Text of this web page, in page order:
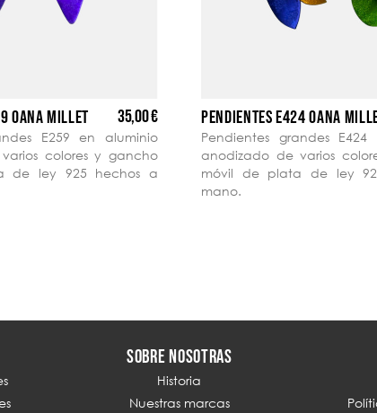
OANA MILLET 35,00 €
E259 en aluminio
colores y gancho
de ley 925 hechos a
PENDIENTES E424 OANA
Pendientes grandes
anodizado de varios
móvil de plata de ley
mano.
SOBRE NOSOTRAS
Historia
Nuestras marcas